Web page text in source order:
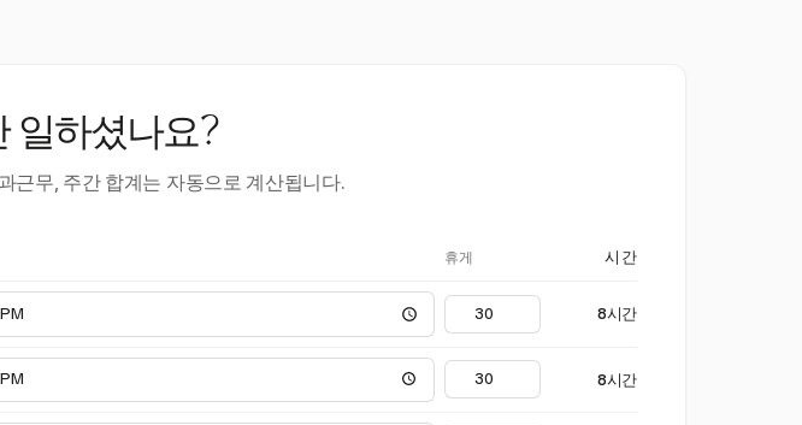
일하셨나요?
근무, 주간 합계는 자동으로 계산됩니다.
휴게 시간
8시간
8시간